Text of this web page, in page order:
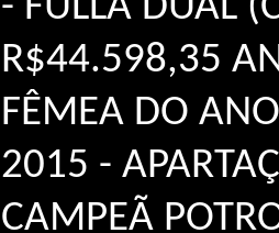
R$44.598,35
FÊMEA DO
2015 -
CAMPEÃ